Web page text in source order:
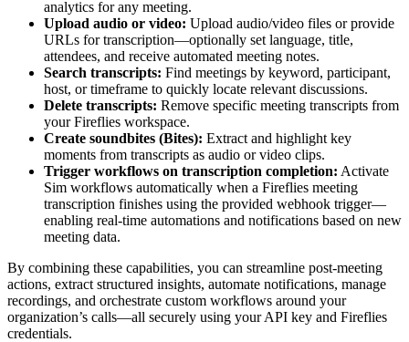
analytics for any meeting.
Upload audio or video: Upload audio/video files or provide
URLs for transcription—optionally set language, title,
attendees, and receive automated meeting notes.
Search transcripts: Find meetings by keyword, participant,
host, or timeframe to quickly locate relevant discussions.
Delete transcripts: Remove specific meeting transcripts from
your Fireflies workspace.
Create soundbites (Bites): Extract and highlight key
moments from transcripts as audio or video clips.
Trigger workflows on transcription completion: Activate
Sim workflows automatically when a Fireflies meeting
transcription finishes using the provided webhook trigger—
enabling real-time automations and notifications based on new
meeting data.
By combining these capabilities, you can streamline post-meeting
actions, extract structured insights, automate notifications, manage
recordings, and orchestrate custom workflows around your
organization’s calls—all securely using your API key and Fireflies
credentials.